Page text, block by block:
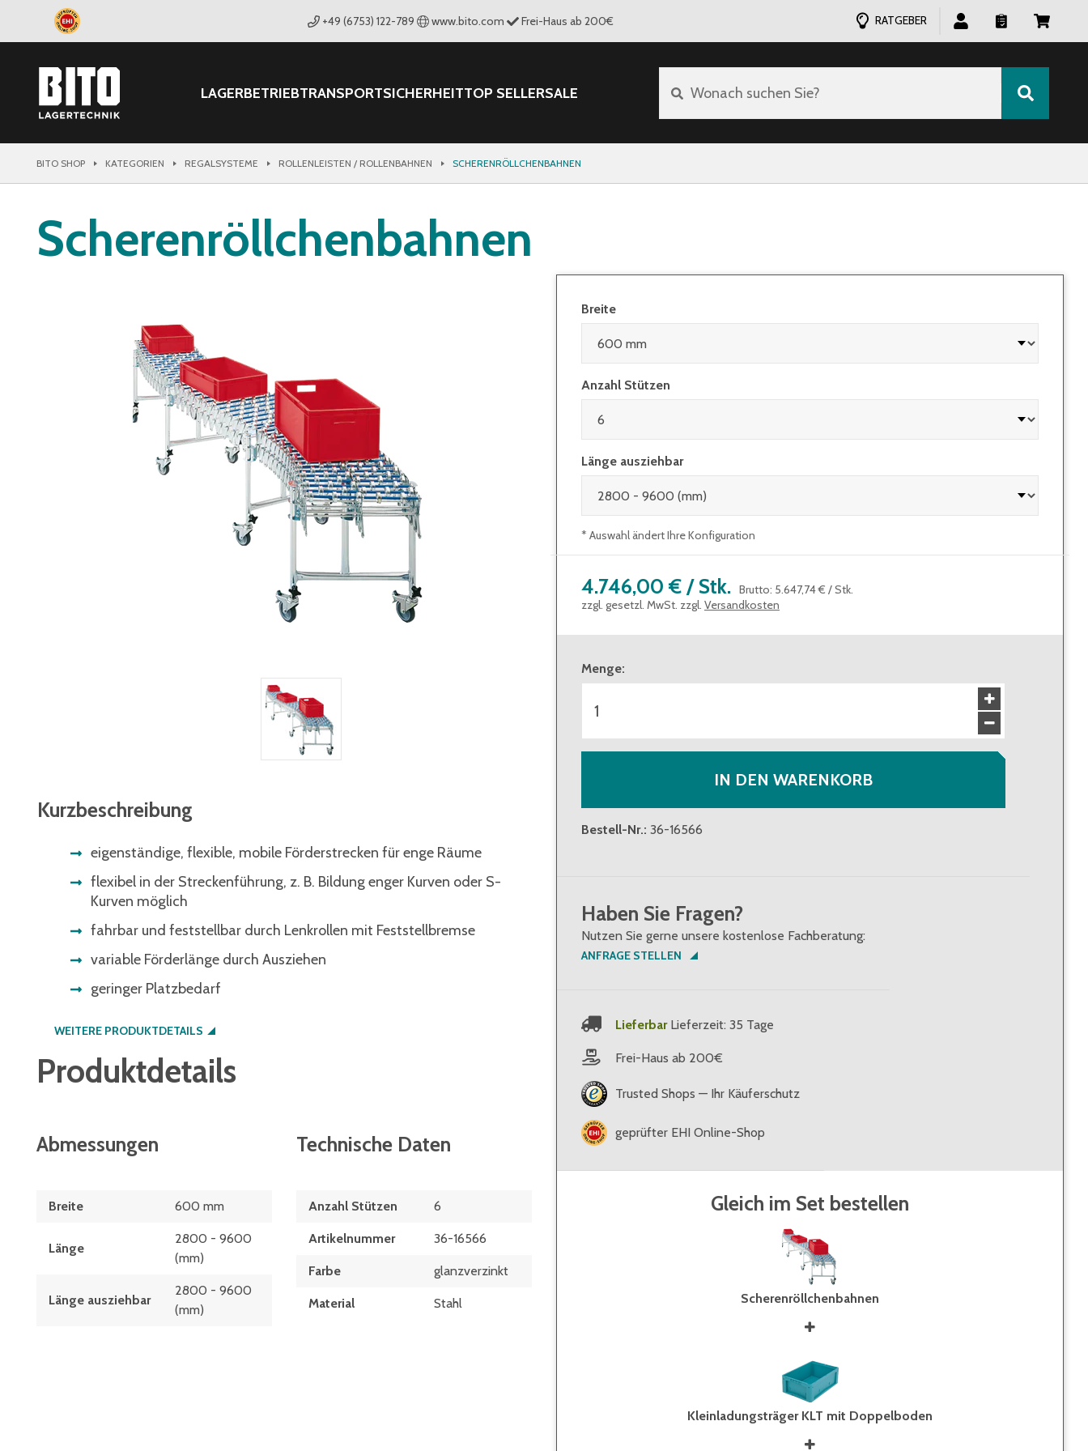
+49 (6753) 122-789 www.bito.com Frei-Haus ab 200€ RATGEBER
LAGERBETRIEBTRANSPORTSICHERHEITTOP SELLERSALE Wonach suchen Sie?
BITO SHOP KATEGORIEN REGALSYSTEME ROLLENLEISTEN / ROLLENBAHNEN SCHERENRÖLLCHENBAHNEN
Scherenröllchenbahnen
Kurzbeschreibung
eigenständige, flexible, mobile Förderstrecken für enge Räume
flexibel in der Streckenführung, z. B. Bildung enger Kurven oder S-
Kurven möglich
fahrbar und feststellbar durch Lenkrollen mit Feststellbremse
variable Förderlänge durch Ausziehen
geringer Platzbedarf
WEITERE PRODUKTDETAILS
Produktdetails
Abmessungen
Breite 600 mm
Länge
2800 - 9600
(mm)
Länge ausziehbar
2800 - 9600
(mm)
Technische Daten
Anzahl Stützen 6
Artikelnummer 36-16566
Farbe glanzverzinkt
Material Stahl
Breite
Anzahl Stützen
Länge ausziehbar
* Auswahl ändert Ihre Konfiguration
4.746,00 € / Stk. Brutto: 5.647,74 € /Stk.
zzgl. gesetzl. MwSt. zzgl. Versandkosten
Menge:
IN DEN WARENKORB
Bestell-Nr.: 36-16566
Haben Sie Fragen?
Nutzen Sie gerne unsere kostenlose Fachberatung:
ANFRAGE STELLEN
Lieferbar Lieferzeit: 35 Tage
Frei-Haus ab 200€
Trusted Shops — Ihr Käuferschutz
geprüfter EHI Online-Shop
Gleich im Set bestellen
Scherenröllchenbahnen
Kleinladungsträger KLT mit Doppelboden